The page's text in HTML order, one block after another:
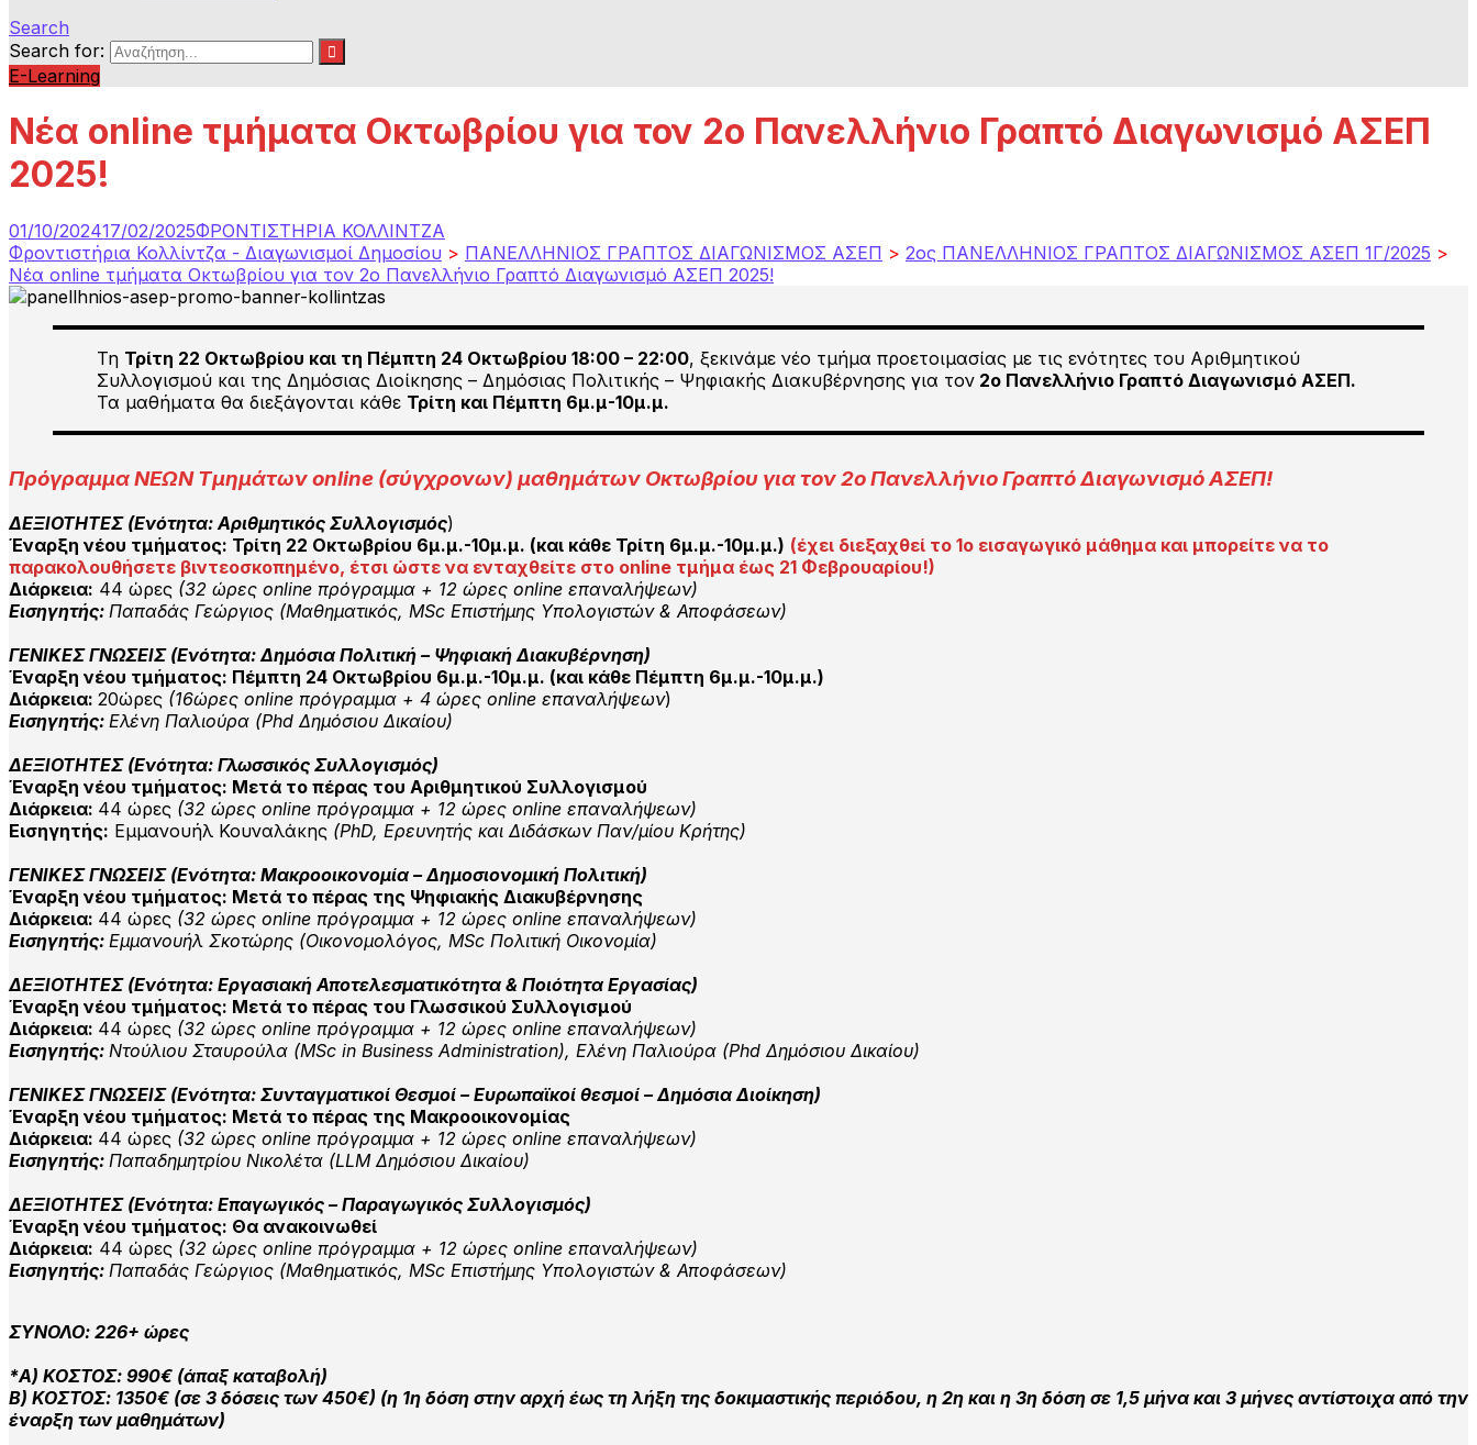
Search
Search for:
E-Learning
Νέα online τμήματα Οκτωβρίου για τον 2ο Πανελλήνιο Γραπτό Διαγωνισμό ΑΣΕΠ
2025!
01/10/202417/02/2025ΦΡΟΝΤΙΣΤΗΡΙΑ ΚΟΛΛΙΝΤΖΑ
Φροντιστήρια Κολλίντζα - Διαγωνισμοί Δημοσίου > ΠΑΝΕΛΛΗΝΙΟΣ ΓΡΑΠΤΟΣ ΔΙΑΓΩΝΙΣΜΟΣ ΑΣΕΠ > 2ος ΠΑΝΕΛΛΗΝΙΟΣ ΓΡΑΠΤΟΣ ΔΙΑΓΩΝΙΣΜΟΣ ΑΣΕΠ 1Γ/2025 >
Νέα online τμήματα Οκτωβρίου για τον 2ο Πανελλήνιο Γραπτό Διαγωνισμό ΑΣΕΠ 2025!
Τη Τρίτη 22 Οκτωβρίου και τη Πέμπτη 24 Οκτωβρίου 18:00 – 22:00, ξεκινάμε νέο τμήμα προετοιμασίας με τις ενότητες του Αριθμητικού
Συλλογισμού και της Δημόσιας Διοίκησης – Δημόσιας Πολιτικής – Ψηφιακής Διακυβέρνησης για τον 2ο Πανελλήνιο Γραπτό Διαγωνισμό ΑΣΕΠ.
Τα μαθήματα θα διεξάγονται κάθε Τρίτη και Πέμπτη 6μ.μ-10μ.μ.
Πρόγραμμα ΝΕΩΝ Τμημάτων online (σύγχρονων) μαθημάτων Οκτωβρίου για τον 2ο Πανελλήνιο Γραπτό Διαγωνισμό ΑΣΕΠ!
ΔΕΞΙΟΤΗΤΕΣ (Ενότητα: Αριθμητικός Συλλογισμός)
Έναρξη νέου τμήματος: Τρίτη 22 Οκτωβρίου 6μ.μ.-10μ.μ. (και κάθε Τρίτη 6μ.μ.-10μ.μ.) (έχει διεξαχθεί το 1ο εισαγωγικό μάθημα και μπορείτε να το
παρακολουθήσετε βιντεοσκοπημένο, έτσι ώστε να ενταχθείτε στο online τμήμα έως 21 Φεβρουαρίου!)
Διάρκεια: 44 ώρες (32 ώρες online πρόγραμμα + 12 ώρες online επαναλήψεων)
Εισηγητής: Παπαδάς Γεώργιος (Μαθηματικός, MSc Επιστήμης Υπολογιστών & Αποφάσεων)
ΓΕΝΙΚΕΣ ΓΝΩΣΕΙΣ(Ενότητα: Δημόσια Πολιτική – Ψηφιακή Διακυβέρνηση)
Έναρξη νέου τμήματος: Πέμπτη 24 Οκτωβρίου 6μ.μ.-10μ.μ. (και κάθε Πέμπτη 6μ.μ.-10μ.μ.)
Διάρκεια: 20ώρες (16ώρες online πρόγραμμα + 4 ώρες online επαναλήψεων)
Εισηγητής: Ελένη Παλιούρα (Phd Δημόσιου Δικαίου)
ΔΕΞΙΟΤΗΤΕΣ (Ενότητα: Γλωσσικός Συλλογισμός)
Έναρξη νέου τμήματος: Μετά το πέρας του Αριθμητικού Συλλογισμού
Διάρκεια: 44 ώρες (32 ώρες online πρόγραμμα + 12 ώρες online επαναλήψεων)
Εισηγητής: Εμμανουήλ Κουναλάκης (PhD, Ερευνητής και Διδάσκων Παν/μίου Κρήτης)
ΓΕΝΙΚΕΣ ΓΝΩΣΕΙΣ(Ενότητα: Μακροοικονομία – Δημοσιονομική Πολιτική)
Έναρξη νέου τμήματος: Μετά το πέρας της Ψηφιακής Διακυβέρνησης
Διάρκεια: 44 ώρες (32 ώρες online πρόγραμμα + 12 ώρες online επαναλήψεων)
Εισηγητής: Εμμανουήλ Σκοτώρης (Οικονομολόγος, ΜSc Πολιτική Οικονομία)
ΔΕΞΙΟΤΗΤΕΣ (Ενότητα: Εργασιακή Αποτελεσματικότητα & Ποιότητα Εργασίας)
Έναρξη νέου τμήματος: Μετά το πέρας του Γλωσσικού Συλλογισμού
Διάρκεια: 44 ώρες (32 ώρες online πρόγραμμα + 12 ώρες online επαναλήψεων)
Εισηγητής: Ντούλιου Σταυρούλα (MSc in Business Administration), Ελένη Παλιούρα (Phd Δημόσιου Δικαίου)
ΓΕΝΙΚΕΣ ΓΝΩΣΕΙΣ(Ενότητα: Συνταγματικοί Θεσμοί – Ευρωπαϊκοί θεσμοί – Δημόσια Διοίκηση)
Έναρξη νέου τμήματος: Μετά το πέρας της Μακροοικονομίας
Διάρκεια: 44 ώρες (32 ώρες online πρόγραμμα + 12 ώρες online επαναλήψεων)
Εισηγητής: Παπαδημητρίου Νικολέτα (LLM Δημόσιου Δικαίου)
ΔΕΞΙΟΤΗΤΕΣ (Ενότητα: Επαγωγικός – Παραγωγικός Συλλογισμός)
Έναρξη νέου τμήματος: Θα ανακοινωθεί
Διάρκεια: 44 ώρες (32 ώρες online πρόγραμμα + 12 ώρες online επαναλήψεων)
Εισηγητής: Παπαδάς Γεώργιος (Μαθηματικός, MSc Επιστήμης Υπολογιστών & Αποφάσεων)
ΣΥΝΟΛΟ: 226+ ώρες
*Α) ΚΟΣΤΟΣ: 990€ (άπαξ καταβολή)
Β) ΚΟΣΤΟΣ: 1350€ (σε 3 δόσεις των 450€) (η 1η δόση στην αρχή έως τη λήξη της δοκιμαστικής περιόδου, η 2η και η 3η δόση σε 1,5 μήνα και 3 μήνες αντίστοιχα από την
έναρξη των μαθημάτων)